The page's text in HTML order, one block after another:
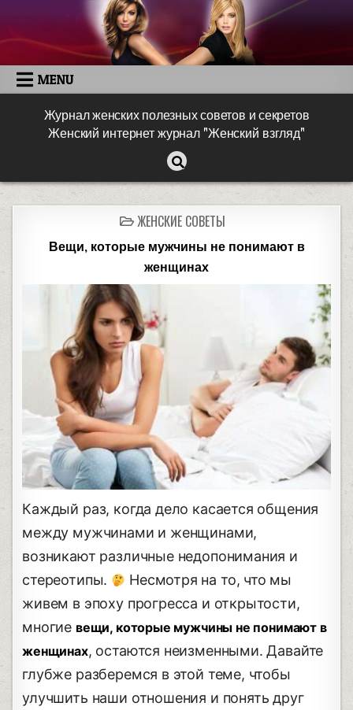
MENU
Журнал женских полезных советов и секретов
Женский интернет журнал "Женский взгляд"
ЖЕНСКИЕ СОВЕТЫ
Вещи, которые мужчины не понимают в
женщинах
Каждый раз, когда дело касается общения
между мужчинами и женщинами,
возникают различные недопонимания и
стереотипы.
Несмотря на то, что мы
живем в эпоху прогресса и открытости,
многие вещи, которые мужчины не понимают в
женщинах, остаются неизменными. Давайте
глубже разберемся в этой теме, чтобы
улучшить наши отношения и понять друг